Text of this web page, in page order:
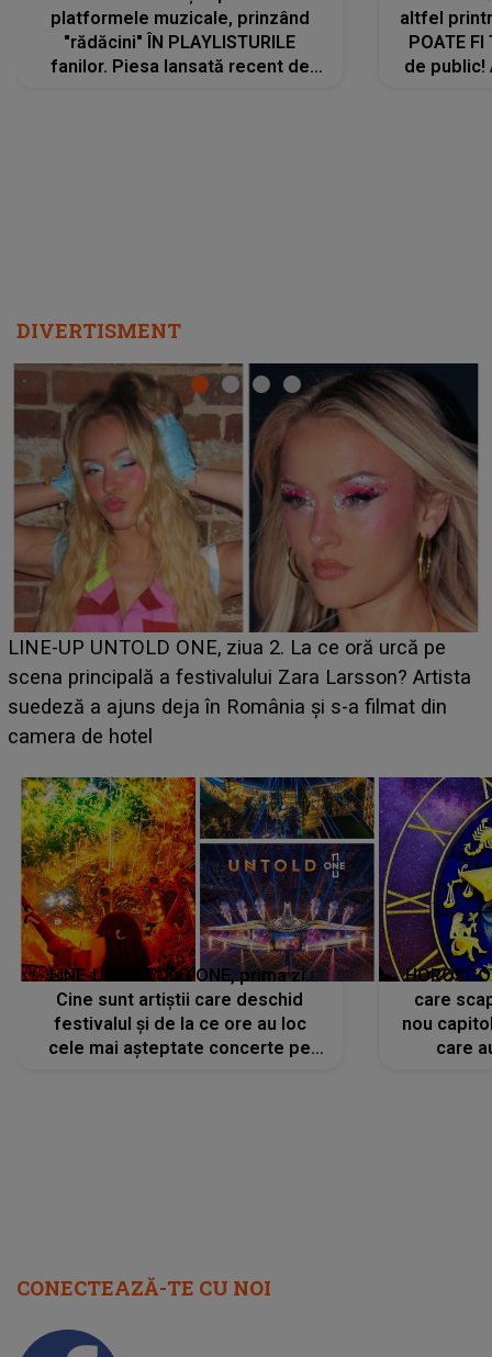
platformele muzicale, prinzând
"rădăcini" ÎN PLAYLISTURILE
fanilor. Piesa lansată recent de
altfel
POATE FI
de public!
DIVERTISMENT
Ce a dezvăluit noua concurentă din "Casa Iubirii" l-a
luat prin surprindere pe Emanuel. CINE ESTE
BĂIATUL VIZAT de Alexandra?! Aflându-se în fața
faptului împlinit, A RECUNOSCUT IMEDIAT: "Am
LINE-UP UNTOLD ONE, prima zi.
Cine sunt artiștii care deschid
festivalul și de la ce ore au loc
cele mai așteptate concerte pe
care
nou
care
CONECTEAZĂ-TE CU NOI